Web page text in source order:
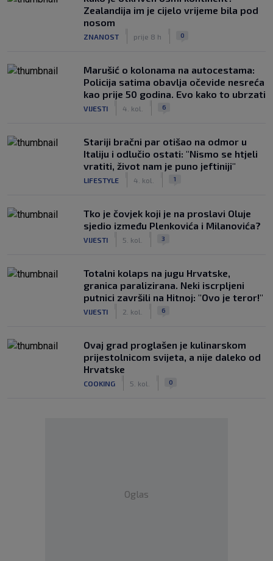
Zealandija im je cijelo vrijeme bila pod
nosom
ZNANOST prije 8 h 0
Marušić o kolonama na autocestama:
Policija satima obavlja očevide nesreća
kao prije 50 godina. Evo kako to ubrzati
VIJESTI 4. kol. 6
Stariji bračni par otišao na odmor u
Italiju i odlučio ostati: "Nismo se htjeli
vratiti, život nam je puno jeftiniji"
LIFESTYLE 4. kol. 1
Tko je čovjek koji je na proslavi Oluje
sjedio između Plenkovića i Milanovića?
VIJESTI 5. kol. 3
Totalni kolaps na jugu Hrvatske,
granica paralizirana. Neki iscrpljeni
putnici završili na Hitnoj: "Ovo je teror!"
VIJESTI 2. kol. 6
Ovaj grad proglašen je kulinarskom
prijestolnicom svijeta, a nije daleko od
Hrvatske
COOKING 5. kol. 0
Oglas